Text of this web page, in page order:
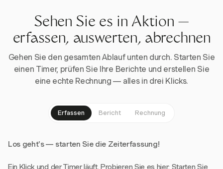
Sehen Sie es in Aktion —
erfassen, auswerten, abrechnen
Gehen Sie den gesamten Ablauf unten durch. Starten Sie
einen Timer, prüfen Sie Ihre Berichte und erstellen Sie
eine echte Rechnung — alles in drei Klicks.
Erfassen Bericht Rechnung
Los geht's — starten Sie die Zeiterfassung!
Ein Klick und der Timer läuft. Probieren Sie es hier: Starten Sie